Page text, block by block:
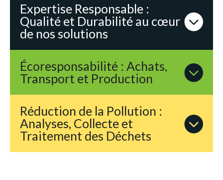
Expertise Responsable :
Qualité et Durabilité au cœur
de nos solutions
Écoresponsabilité : Achats,
Transport et Production
Réduction de la Pollution :
Analyses, Collecte et
Traitement des Déchets